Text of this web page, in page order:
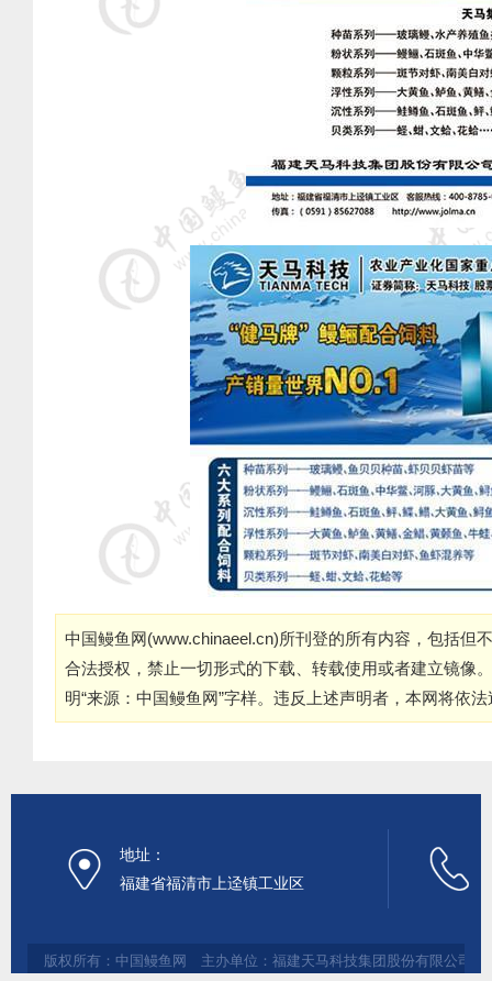
中国鳗鱼网(www.chinaeel.cn)所刊登的所有内容，包括但
合法授权，禁止一切形式的下载、转载使用或者建立镜像
明“来源：中国鳗鱼网”字样。违反上述声明者，本网将依
地址：
福建省福清市上迳镇工业区
版权所有：中国鳗鱼网 主办单位：福建天马科技集团股份有限公司